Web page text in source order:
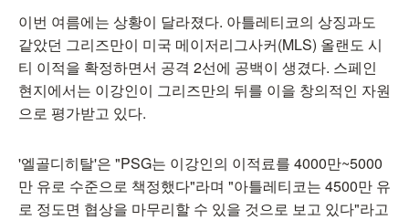
이번 여름에는 상황이 달라졌다. 아틀레티코의 상징과도
같았던 그리즈만이 미국 메이저리그사커(MLS) 올랜도 시
티 이적을 확정하면서 공격 2선에 공백이 생겼다. 스페인
현지에서는 이강인이 그리즈만의 뒤를 이을 창의적인 자원
으로 평가받고 있다.
'엘골디히탈'은 "PSG는 이강인의 이적료를 4000만~5000
만 유로 수준으로 책정했다"라며 "아틀레티코는 4500만 유
로 정도면 협상을 마무리할 수 있을 것으로 보고 있다"라고